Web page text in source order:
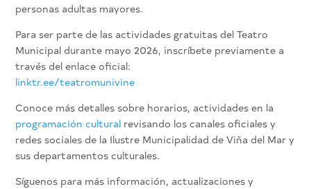
personas adultas mayores.
Para ser parte de las actividades gratuitas del Teatro
Municipal durante mayo 2026, inscríbete previamente a
través del enlace oficial:
linktr.ee/teatromunivine
Conoce más detalles sobre horarios, actividades en la
programación cultural revisando los canales oficiales y
redes sociales de la Ilustre Municipalidad de Viña del Mar y
sus departamentos culturales.
Síguenos para más información, actualizaciones y